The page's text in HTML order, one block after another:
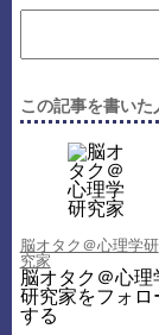
この記事を書いた
脳オタク＠心理学研
究家
脳オタク＠心理
研究家をフォロ
する